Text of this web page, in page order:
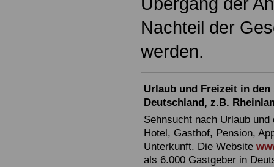
Nachteil der
werden.
Urlaub und Freizeit in
Deutschland, z.B.
Sehnsucht nach Urlaub
Hotel, Gasthof, Pension,
Unterkunft. Die Website
als 6.000 Gastgeber in